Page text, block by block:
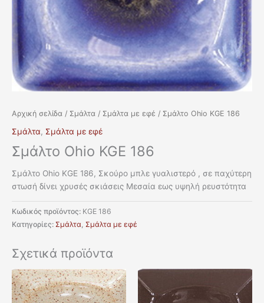
Αρχική σελίδα / Σμάλτα / Σμάλτα με εφέ / Σμάλτο Ohio KGE 186
Σμάλτα, Σμάλτα με εφέ
Σμάλτο Ohio KGE 186
Σμάλτο Ohio KGE 186, Σκούρο μπλε γυαλιστερό , σε παχύτερη
στωσή δίνει χρυσές σκιάσεις Μεσαία εως υψηλή ρευστότητα
Κωδικός προϊόντος: KGE 186
Κατηγορίες: Σμάλτα, Σμάλτα με εφέ
Σχετικά προϊόντα